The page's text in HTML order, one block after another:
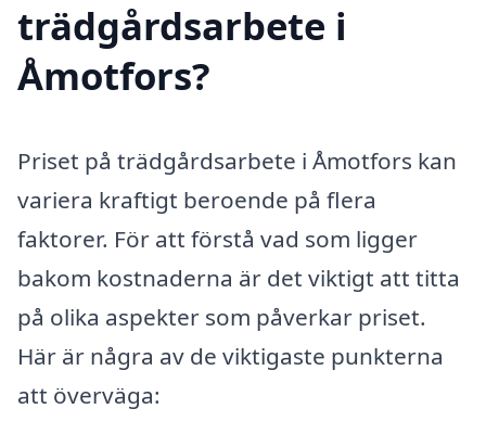
trädgårdsarbete i
Åmotfors?
Priset på trädgårdsarbete i Åmotfors kan
variera kraftigt beroende på flera
faktorer. För att förstå vad som ligger
bakom kostnaderna är det viktigt att titta
på olika aspekter som påverkar priset.
Här är några av de viktigaste punkterna
att överväga: